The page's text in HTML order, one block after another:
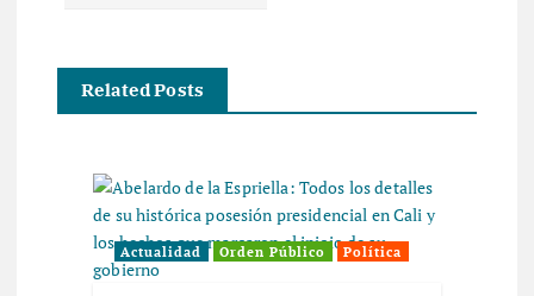
Related Posts
Actualidad Orden Público Política